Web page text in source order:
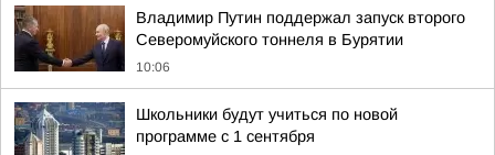
Владимир Путин поддержал запуск второго
Северомуйского тоннеля в Бурятии
10:06
Школьники будут учиться по новой
программе с 1 сентября